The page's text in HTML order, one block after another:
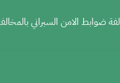
ضوابط الامن السبراني